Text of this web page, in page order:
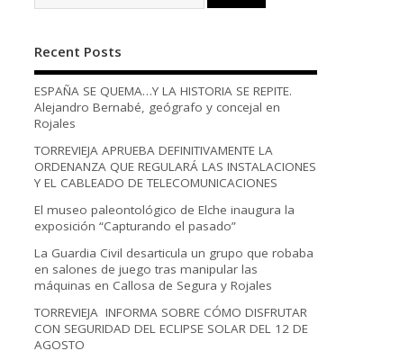
Recent Posts
ESPAÑA SE QUEMA…Y LA HISTORIA SE REPITE.
Alejandro Bernabé, geógrafo y concejal en
Rojales
TORREVIEJA APRUEBA DEFINITIVAMENTE LA
ORDENANZA QUE REGULARÁ LAS INSTALACIONES
Y EL CABLEADO DE TELECOMUNICACIONES
El museo paleontológico de Elche inaugura la
exposición “Capturando el pasado”
La Guardia Civil desarticula un grupo que robaba
en salones de juego tras manipular las
máquinas en Callosa de Segura y Rojales
TORREVIEJA INFORMA SOBRE CÓMO DISFRUTAR
CON SEGURIDAD DEL ECLIPSE SOLAR DEL 12 DE
AGOSTO